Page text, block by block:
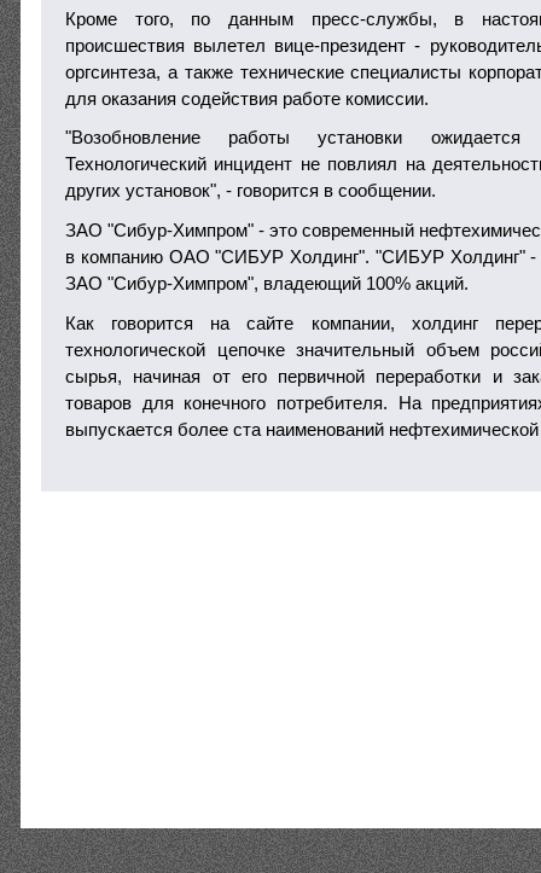
Кроме того, по данным пресс-службы, в
происшествия вылетел вице-президент -
оргсинтеза, а также технические специалисты
для оказания содействия работе комиссии.
"Возобновление работы установки
Технологический инцидент не повлиял на
других установок", - говорится в сообщении.
ЗАО "Сибур-Химпром" - это современный
в компанию ОАО "СИБУР Холдинг". "СИБУР Холдинг" -
ЗАО "Сибур-Химпром", владеющий 100% акций.
Как говорится на сайте компании, холдинг
технологической цепочке значительный объем
сырья, начиная от его первичной переработки и
товаров для конечного потребителя. На
выпускается более ста наименований